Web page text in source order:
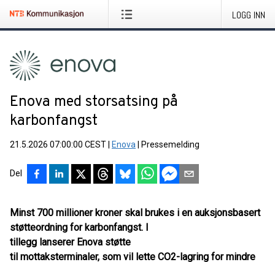
LOGG INN
Enova med storsatsing på
karbonfangst
21.5.2026 07:00:00 CEST Enova Pressemelding
Del
Minst 700 millioner kroner skal brukes i en auksjonsbasert
støtteordning for karbonfangst. I
tillegg lanserer Enova støtte
til mottaksterminaler, som vil lette CO2-lagring for mindre